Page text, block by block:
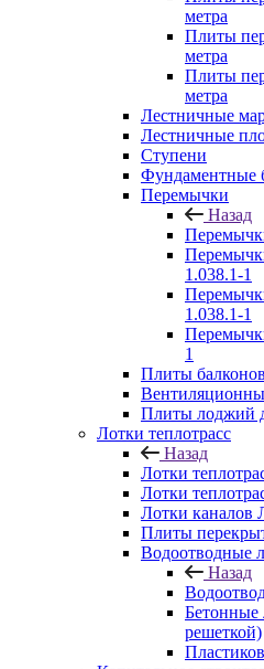
метра
Плиты
метра
Плиты
метра
Лестничные
Лестничные
Ступени
Фундаментные
Перемычки
Назад
1.038.1-1
1.038.1-1
1
Плиты
Плиты лоджий
Лотки теплотрасс
Назад
Лотки
Лотки
Лотки каналов
Плиты
Водоотводные
Назад
Бетонные
решеткой)